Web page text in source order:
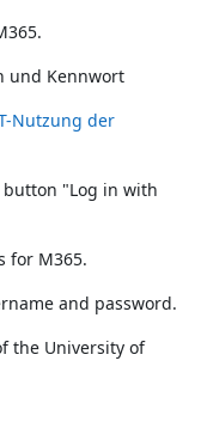
und Kennwort
Nutzung der
button "Log in with
for M365.
and password.
the University of